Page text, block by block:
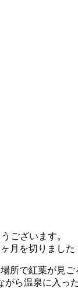
ございます。
月を切りました
所で紅葉が見ご
ら温泉に入っ